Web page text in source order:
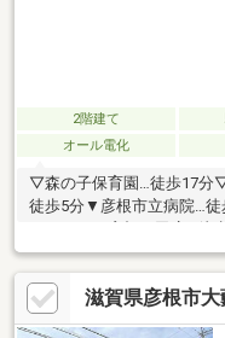
2階建て
オール電化
▽森の子保育園…徒歩17分
徒歩5分▼彦根市立病院…徒
滋賀県彦根市